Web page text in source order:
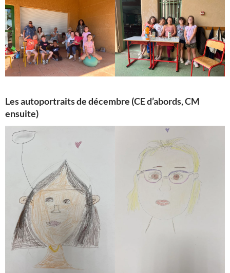
Les autoportraits de décembre (CE d’abords, CM
ensuite)